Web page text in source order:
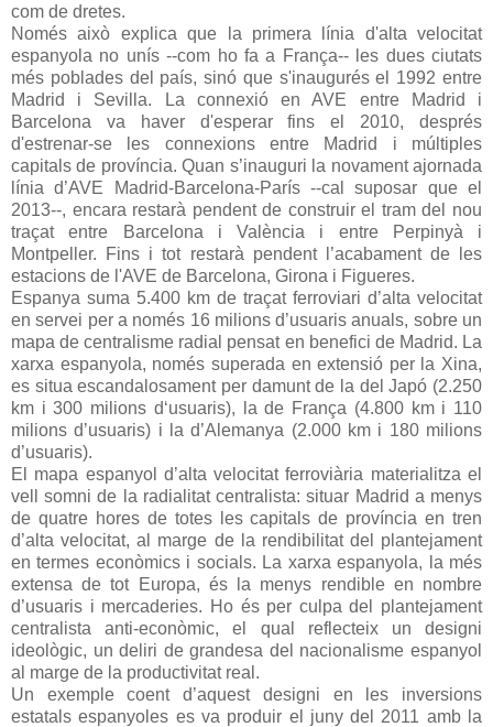
com de dretes.
Només això explica que la primera línia d'alta velocitat
espanyola no unís --com ho fa a França-- les dues ciutats
més poblades del país, sinó que s'inaugurés el 1992 entre
Madrid i Sevilla. La connexió en AVE entre Madrid i
Barcelona va haver d'esperar fins el 2010, després
d'estrenar-se les connexions entre Madrid i múltiples
capitals de província. Quan s’inauguri la novament ajornada
línia d’AVE Madrid-Barcelona-París --cal suposar que el
2013--, encara restarà pendent de construir el tram del nou
traçat entre Barcelona i València i entre Perpinyà i
Montpeller. Fins i tot restarà pendent l’acabament de les
estacions de l'AVE de Barcelona, Girona i Figueres.
Espanya suma 5.400 km de traçat ferroviari d’alta velocitat
en servei per a només 16 milions d’usuaris anuals, sobre un
mapa de centralisme radial pensat en benefici de Madrid. La
xarxa espanyola, només superada en extensió per la Xina,
es situa escandalosament per damunt de la del Japó (2.250
km i 300 milions d‘usuaris), la de França (4.800 km i 110
milions d’usuaris) i la d’Alemanya (2.000 km i 180 milions
d’usuaris).
El mapa espanyol d’alta velocitat ferroviària materialitza el
vell somni de la radialitat centralista: situar Madrid a menys
de quatre hores de totes les capitals de província en tren
d’alta velocitat, al marge de la rendibilitat del plantejament
en termes econòmics i socials. La xarxa espanyola, la més
extensa de tot Europa, és la menys rendible en nombre
d’usuaris i mercaderies. Ho és per culpa del plantejament
centralista anti-econòmic, el qual reflecteix un designi
ideològic, un deliri de grandesa del nacionalisme espanyol
al marge de la productivitat real.
Un exemple coent d’aquest designi en les inversions
estatals espanyoles es va produir el juny del 2011 amb la